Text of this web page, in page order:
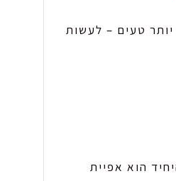
טעים – לעשות
הוא אפיית